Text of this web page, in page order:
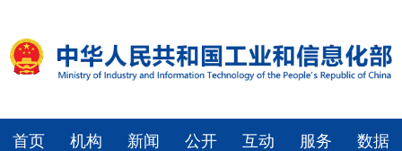
首页 机构 新闻 公开 互动 服务 数据